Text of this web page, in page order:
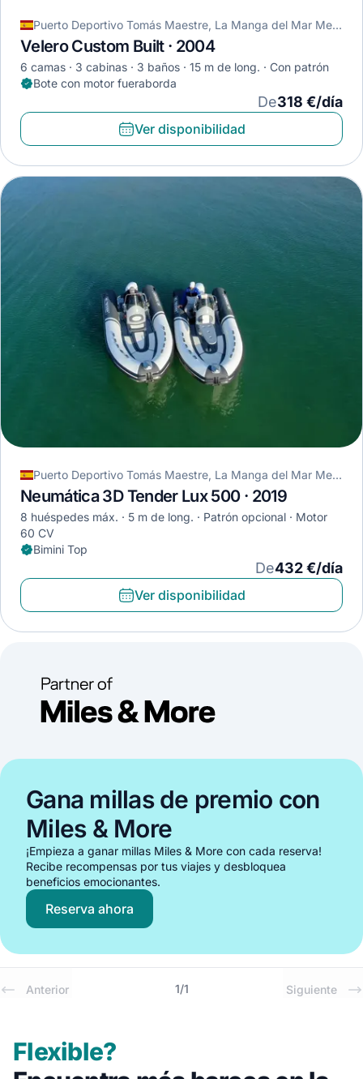
Puerto Deportivo Tomás Maestre, La Manga del Mar Menor, España
Velero Custom Built · 2004
6 camas 3 cabinas 3 baños 15 m de long.
Con patrón
Bote con motor fueraborda
De318 €/día
Ver disponibilidad
Puerto Deportivo Tomás Maestre, La Manga del Mar Menor, España
Neumática 3D Tender Lux 500 · 2019
8 huéspedes máx. 5 m de long. Patrón opcional
Motor
60 CV
Bimini Top
De432 €/día
Ver disponibilidad
Gana millas de premio con
Miles & More
¡Empieza a ganar millas Miles & More con cada reserva!
Recibe recompensas por tus viajes y desbloquea
beneficios emocionantes.
Reserva ahora
Anterior 1/1 Siguiente
Flexible?